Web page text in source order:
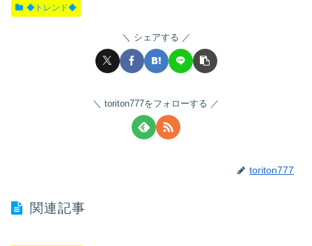
◆トレンド◆
シェアする
toriton777をフォローする
toriton777
関連記事